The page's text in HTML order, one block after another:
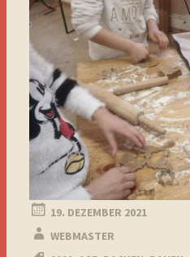
19. DEZEMBER 2021
WEBMASTER